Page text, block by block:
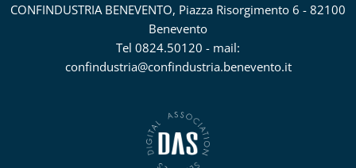
CONFINDUSTRIA BENEVENTO, Piazza Risorgimento 6 - 82100
Benevento
Tel 0824.50120 - mail:
confindustria@confindustria.benevento.it